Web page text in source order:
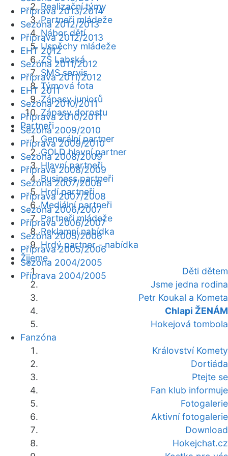
Realizační týmy
Partneři mládeže
Nábor dětí
Úspěchy mládeže
ZŠ Labská
SMS servis
Týmová fota
Zápasy juniorů
Zápasy dorostu
Partneři
Generální partner
GOLD hlavní partner
Hlavní partneři
Business partneři
Hrdí partneři
Mediální partneři
Partneři mládeže
Reklamní nabídka
Hrdý partner - nabídka
Žijeme
Děti dětem
Jsme jedna rodina
Petr Koukal a Kometa
Chlapi ŽENÁM
Hokejová tombola
Fanzóna
Království Komety
Dortiáda
Ptejte se
Fan klub informuje
Fotogalerie
Aktivní fotogalerie
Download
Hokejchat.cz
Příprava 2013/2014
Sezóna 2012/2013
Příprava 2012/2013
EHT 2012
Sezóna 2011/2012
Příprava 2011/2012
EHT 2011
Sezóna 2010/2011
Příprava 2010/2011
Sezóna 2009/2010
Příprava 2009/2010
Sezóna 2008/2009
Příprava 2008/2009
Sezóna 2007/2008
Příprava 2007/2008
Sezóna 2006/2007
Příprava 2006/2007
Sezóna 2005/2006
Příprava 2005/2006
Sezóna 2004/2005
Příprava 2004/2005